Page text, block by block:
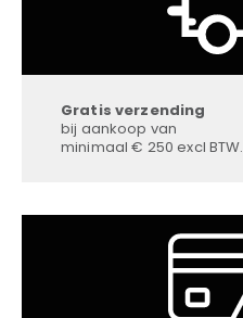
Gratis verzending
bij aankoop van
minimaal € 250 excl BTW.